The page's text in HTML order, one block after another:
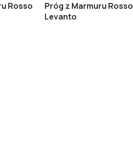
Rosso
Próg z Marmuru Rosso
Levanto